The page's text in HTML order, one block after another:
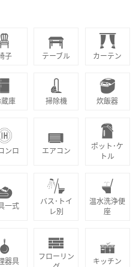
子 テーブル カーテン
庫 掃除機 炊飯器
ンロ エアコン
ポット･ケ
トル
一式
バス･トイ
レ別
温水洗浄便
座
器具
フローリン
キッチン